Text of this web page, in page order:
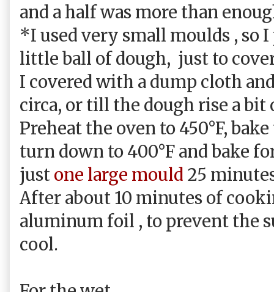
and a half was more than
*I used very small moulds , so
little ball of dough, just to
I covered with a dump cloth
circa, or till the dough rise a bit
Preheat the oven to 450°F,
turn down to 400°F and bake
just one large mould 25
After about 10 minutes of
aluminum foil , to prevent the
cool.